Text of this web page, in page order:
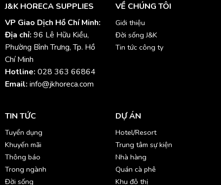
J&K HORECA SUPPLIES
VP Giao Dịch Hồ Chí Minh:
Địa chỉ: 96 Lê Hữu Kiều,
Phường Bình Trưng, Tp. Hồ
Chí Minh
Hotline: 028 363 66864
Email: info@jkhoreca.com
VỀ CHÚNG TÔI
Giới thiệu
Đời sống J&K
Tin tức công ty
TIN TỨC
Tuyển dụng
Khuyến mãi
Thông báo
Trong ngành
Đời sống
DỰ ÁN
Hotel/Resort
Trung tâm sự kiện
Nhà hàng
Quán cà phê
Khu đô thị